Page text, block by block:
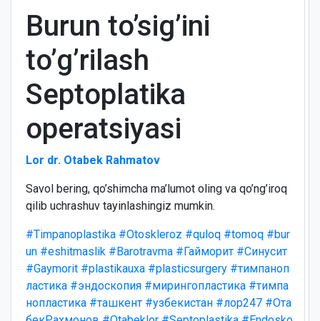
Burun to’sig’ini
to’g’rilash
Septoplatika
operatsiyasi
Lor dr. Otabek Rahmatov
Savol bering, qo’shimcha ma’lumot oling va qo’ng’iroq
qilib uchrashuv tayinlashingiz mumkin.
#Timpanoplastika #Otoskleroz #quloq #tomoq #bur
un #eshitmaslik #Barotravma #Гайморит #Синусит
#Gaymorit #plastikauxa #plasticsurgery #тимпаноп
ластика #эндоскопия #мирингопластика #тимпа
нопластика #ташкент #узбекистан #лор247 #Ота